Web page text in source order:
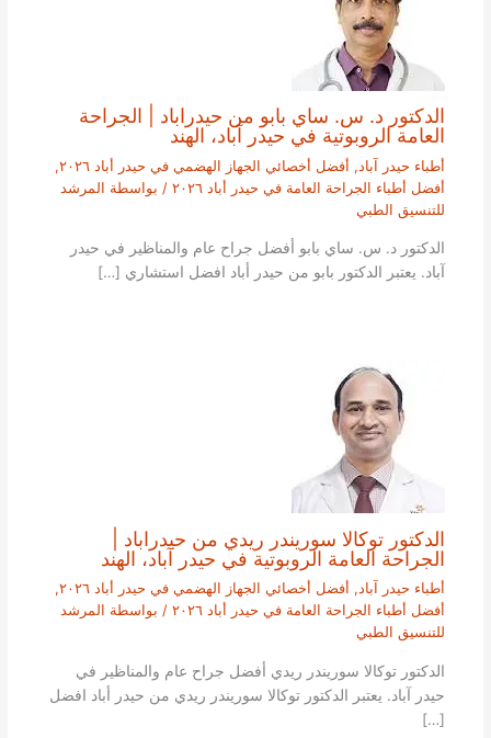
الدكتور د. س. ساي بابو من حيدراباد | الجراحة
العامة الروبوتية في حيدر آباد، الهند
أطباء حيدر آباد , أفضل أخصائي الجهاز الهضمي في حيدر أباد ٢٠٢٦
,
أفضل أطباء الجراحة العامة في حيدر أباد ٢٠٢٦
/ بواسطة المرشد
للتنسيق الطبي
الدكتور د. س. ساي بابو أفضل جراح عام والمناظير في حيدر
آباد. يعتبر الدكتور بابو من حيدر أباد افضل استشاري […]
الدكتور توكالا سوريندر ريدي من حيدراباد |
الجراحة العامة الروبوتية في حيدر آباد، الهند
أطباء حيدر آباد , أفضل أخصائي الجهاز الهضمي في حيدر أباد ٢٠٢٦
,
أفضل أطباء الجراحة العامة في حيدر أباد ٢٠٢٦
/ بواسطة المرشد
للتنسيق الطبي
الدكتور توكالا سوريندر ريدي أفضل جراح عام والمناظير في
حيدر آباد. يعتبر الدكتور توكالا سوريندر ريدي من حيدر أباد افضل
[…]